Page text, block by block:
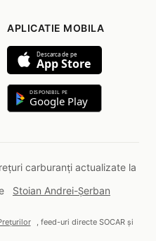
APLICATIE MOBILA
Descarca de pe
App Store
DISPONIBIL PE
Google Play
carburanți actualizate la
Stoian Andrei-Șerban
, feed-uri directe SOCAR și